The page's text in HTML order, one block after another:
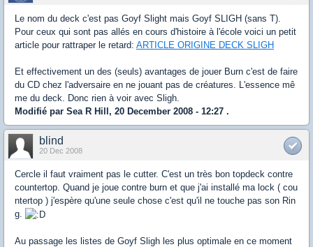
Le nom du deck c'est pas Goyf Slight mais Goyf SLIGH (sans T).
Pour ceux qui sont pas allés en cours d'histoire à l'école voici un petit
article pour rattraper le retard: ARTICLE ORIGINE DECK SLIGH
Et effectivement un des (seuls) avantages de jouer Burn c'est de faire
du CD chez l'adversaire en ne jouant pas de créatures. L'essence mê
me du deck. Donc rien à voir avec Sligh.
Modifié par Sea R Hill, 20 December 2008 - 12:27 .
blind
20 Dec 2008
Cercle il faut vraiment pas le cutter. C'est un très bon topdeck contre
countertop. Quand je joue contre burn et que j'ai installé ma lock ( cou
ntertop ) j'espère qu'une seule chose c'est qu'il ne touche pas son Rin
g.
Au passage les listes de Goyf Sligh les plus optimale en ce moment